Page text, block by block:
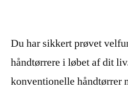
Du har sikkert prøvet
håndtørrere i løbet af dit
konventionelle håndtørrer